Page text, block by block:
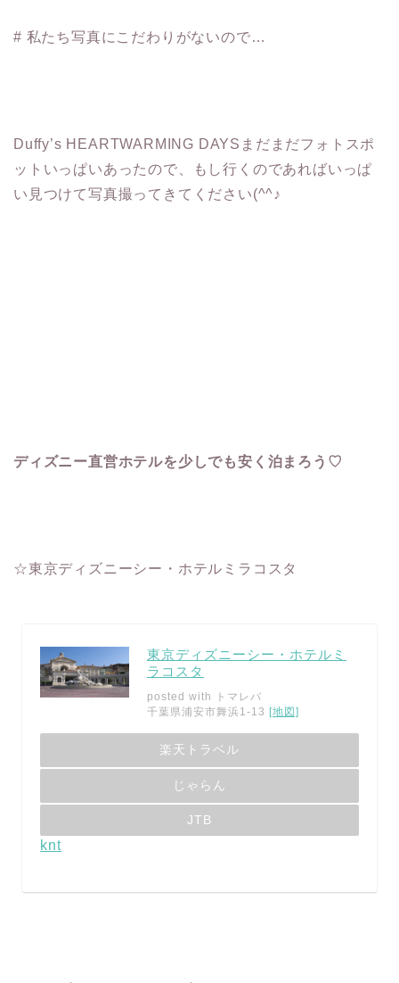
# 私たち写真にこだわりがないので…
Duffy’s HEARTWARMING DAYSまだまだフォトスポ
ットいっぱいあったので、もし行くのであればいっぱ
い見つけて写真撮ってきてください(^^♪
ディズニー直営ホテルを少しでも安く泊まろう♡
☆東京ディズニーシー・ホテルミラコスタ
東京ディズニーシー・ホテルミ
ラコスタ
posted with
トマレバ
千葉県浦安市舞浜1-13 [地図]
楽天トラベル
じゃらん
JTB
knt